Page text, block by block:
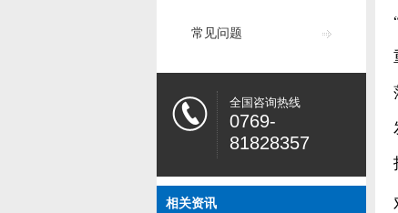
常见问题
全国咨询热线
0769-
81828357
相关资讯